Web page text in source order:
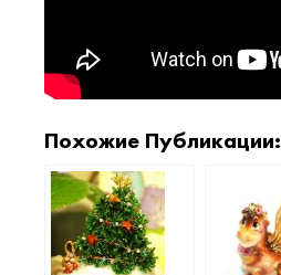
Похожие Публикации: